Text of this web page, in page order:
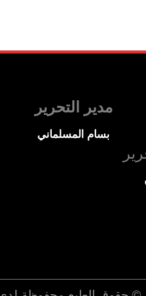
مدير التحرير
بسام المسلماني